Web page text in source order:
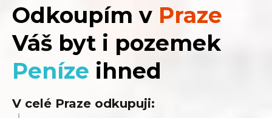
Odkoupím v Praze
Váš byt i pozemek
Peníze ihned
V celé Praze odkupuji: